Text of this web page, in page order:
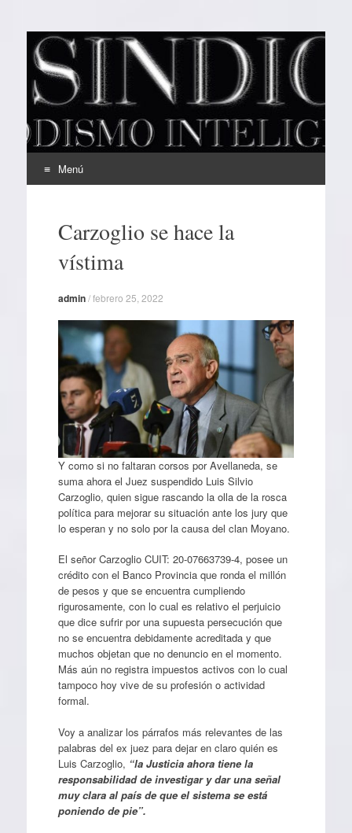
EL SINDICAL
Periodismo Inteligente
Menú
contenidoCarzoglio se hace la
vístima
admin/febrero 25, 2022
Y como si no faltaran corsos por Avellaneda, se
suma ahora el Juez suspendido Luis Silvio
Carzoglio, quien sigue rascando la olla de la rosca
política para mejorar su situación ante los jury que
lo esperan y no solo por la causa del clan Moyano.
El señor Carzoglio CUIT: 20-07663739-4, posee un
crédito con el Banco Provincia que ronda el millón
de pesos y que se encuentra cumpliendo
rigurosamente, con lo cual es relativo el perjuicio
que dice sufrir por una supuesta persecución que
no se encuentra debidamente acreditada y que
muchos objetan que no denuncio en el momento.
Más aún no registra impuestos activos con lo cual
tampoco hoy vive de su profesión o actividad
formal.
Voy a analizar los párrafos más relevantes de las
palabras del ex juez para dejar en claro quién es
Luis Carzoglio, “la Justicia ahora tiene la
responsabilidad de investigar y dar una señal
muy clara al país de que el sistema se está
poniendo de pie”.